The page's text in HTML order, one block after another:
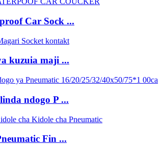
Car Sock ...
kuzuia maji ...
ndogo P ...
Fin ...